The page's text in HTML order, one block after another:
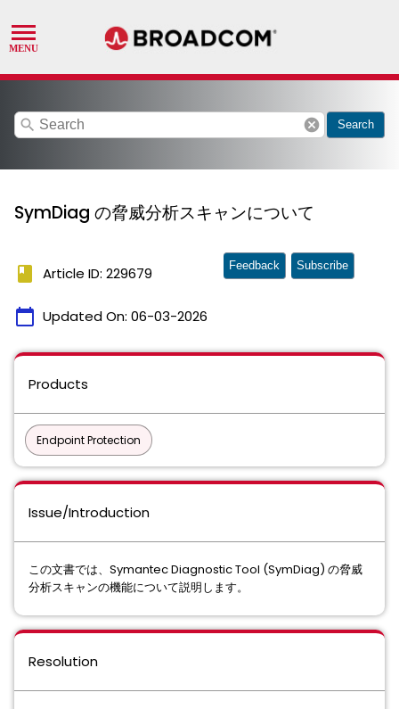
search cancel Search
SymDiag の脅威分析スキャンについて
book Article ID: 229679
calendar_today Updated On: 06-03-2026
Feedback Subscribe
Products
Endpoint Protection
Issue/Introduction
この文書では、Symantec Diagnostic Tool (SymDiag) の脅威
分析スキャンの機能について説明します。
Resolution